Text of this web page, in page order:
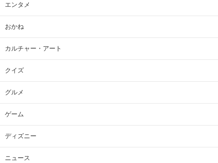
エンタメ
おかね
カルチャー・アート
クイズ
グルメ
ゲーム
ディズニー
ニュース